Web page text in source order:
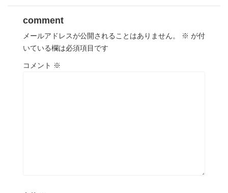
comment
メールアドレスが公開されることはありません。 ※ が付
いている欄は必須項目です
コメント ※